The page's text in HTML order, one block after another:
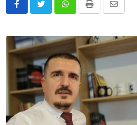
WhatsappPrint
Share
Email